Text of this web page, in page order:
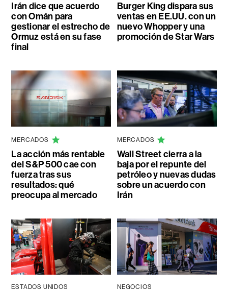
Irán dice que acuerdo
con Omán para
gestionar el estrecho de
Ormuz está en su fase
final
Burger King dispara sus
ventas en EE.UU. con un
nuevo Whopper y una
promoción de Star Wars
MERCADOS
La acción más rentable
del S&P 500 cae con
fuerza tras sus
resultados: qué
preocupa al mercado
MERCADOS
Wall Street cierra a la
baja por el repunte del
petróleo y nuevas dudas
sobre un acuerdo con
Irán
ESTADOS UNIDOS NEGOCIOS